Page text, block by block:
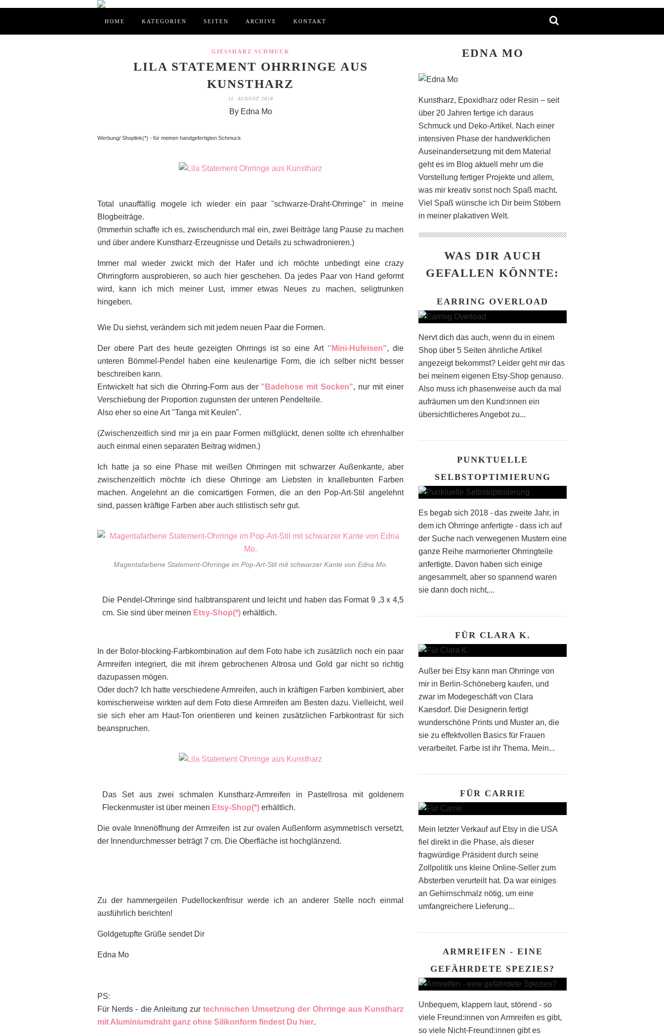
HOME KATEGORIEN SEITEN ARCHIVE KONTAKT
GIESSHARZ SCHMUCK
LILA STATEMENT OHRRINGE AUS
KUNSTHARZ
11. AUGUST 2018
By Edna Mo
Werbung/ Shoplink(*) - für meinen handgefertigten Schmuck
Total unauffällig mogele ich wieder ein paar "schwarze-Draht-Ohrringe" in meine
Blogbeiträge.
(Immerhin schaffe ich es, zwischendurch mal ein, zwei Beiträge lang Pause zu machen
und über andere Kunstharz-Erzeugnisse und Details zu schwadronieren.)
Immer mal wieder zwickt mich der Hafer und ich möchte unbedingt eine crazy
Ohrringform ausprobieren, so auch hier geschehen. Da jedes Paar von Hand geformt
wird, kann ich mich meiner Lust, immer etwas Neues zu machen, seligtrunken
hingeben.
Wie Du siehst, verändern sich mit jedem neuen Paar die Formen.
Der obere Part des heute gezeigten Ohrrings ist so eine Art "Mini-Hufeisen", die
unteren Bömmel-Pendel haben eine keulenartige Form, die ich selber nicht besser
beschreiben kann.
Entwickelt hat sich die Ohrring-Form aus der "Badehose mit Socken", nur mit einer
Verschiebung der Proportion zugunsten der unteren Pendelteile.
Also eher so eine Art "Tanga mit Keulen".
(Zwischenzeitlich sind mir ja ein paar Formen mißglückt, denen sollte ich ehrenhalber
auch einmal einen separaten Beitrag widmen.)
Ich hatte ja so eine Phase mit weißen Ohrringen mit schwarzer Außenkante, aber
zwischenzeitlich möchte ich diese Ohrringe am Liebsten in knallebunten Farben
machen. Angelehnt an die comicartigen Formen, die an den Pop-Art-Stil angelehnt
sind, passen kräftige Farben aber auch stilistisch sehr gut.
Magentafarbene Statement-Ohrringe im Pop-Art-Stil mit schwarzer Kante von Edna Mo.
Die Pendel-Ohrringe sind halbtransparent und leicht und haben das Format 9 ,3 x 4,5
cm. Sie sind über meinen Etsy-Shop(*) erhältlich.
In der Bolor-blocking-Farbkombination auf dem Foto habe ich zusätzlich noch ein paar
Armreifen integriert, die mit ihrem gebrochenen Altrosa und Gold gar nicht so richtig
dazupassen mögen.
Oder doch? Ich hatte verschiedene Armreifen, auch in kräftigen Farben kombiniert, aber
komischerweise wirkten auf dem Foto diese Armreifen am Besten dazu. Vielleicht, weil
sie sich eher am Haut-Ton orientieren und keinen zusätzlichen Farbkontrast für sich
beanspruchen.
Das Set aus zwei schmalen Kunstharz-Armreifen in Pastellrosa mit goldenem
Fleckenmuster ist über meinen Etsy-Shop(*) erhältlich.
Die ovale Innenöffnung der Armreifen ist zur ovalen Außenform asymmetrisch versetzt,
der Innendurchmesser beträgt 7 cm. Die Oberfläche ist hochglänzend.
Zu der hammergeilen Pudellockenfrisur werde ich an anderer Stelle noch einmal
ausführlich berichten!
Goldgetupfte Grüße sendet Dir
Edna Mo
PS:
Für Nerds - die Anleitung zurtechnischen Umsetzung der Ohrringe aus Kunstharz
mit Aluminiumdraht ganz ohne Silikonform findest Du hier.
EDNA MO
Kunstharz, Epoxidharz oder Resin – seit
über 20 Jahren fertige ich daraus
Schmuck und Deko-Artikel. Nach einer
intensiven Phase der handwerklichen
Auseinandersetzung mit dem Material
geht es im Blog aktuell mehr um die
Vorstellung fertiger Projekte und allem,
was mir kreativ sonst noch Spaß macht.
Viel Spaß wünsche ich Dir beim Stöbern
in meiner plakativen Welt.
WAS DIR AUCH
GEFALLEN KÖNNTE:
EARRING OVERLOAD
Nervt dich das auch, wenn du in einem
Shop über 5 Seiten ähnliche Artikel
angezeigt bekommst? Leider geht mir das
bei meinem eigenen Etsy-Shop genauso.
Also muss ich phasenweise auch da mal
aufräumen um den Kund:innen ein
übersichtlicheres Angebot zu...
PUNKTUELLE
SELBSTOPTIMIERUNG
Es begab sich 2018 - das zweite Jahr, in
dem ich Ohrringe anfertigte - dass ich auf
der Suche nach verwegenen Mustern eine
ganze Reihe marmorierter Ohrringteile
anfertigte. Davon haben sich einige
angesammelt, aber so spannend waren
sie dann doch nicht,...
FÜR CLARA K.
Außer bei Etsy kann man Ohrringe von
mir in Berlin-Schöneberg kaufen, und
zwar im Modegeschäft von Clara
Kaesdorf. Die Designerin fertigt
wunderschöne Prints und Muster an, die
sie zu effektvollen Basics für Frauen
verarbeitet. Farbe ist ihr Thema. Mein...
FÜR CARRIE
Mein letzter Verkauf auf Etsy in die USA
fiel direkt in die Phase, als dieser
fragwürdige Präsident durch seine
Zollpolitik uns kleine Online-Seller zum
Absterben verurteilt hat. Da war einiges
an Gehirnschmalz nötig, um eine
umfangreichere Lieferung...
ARMREIFEN - EINE
GEFÄHRDETE SPEZIES?
Unbequem, klappern laut, störend - so
viele Freund:innen von Armreifen es gibt,
so viele Nicht-Freund:innen gibt es